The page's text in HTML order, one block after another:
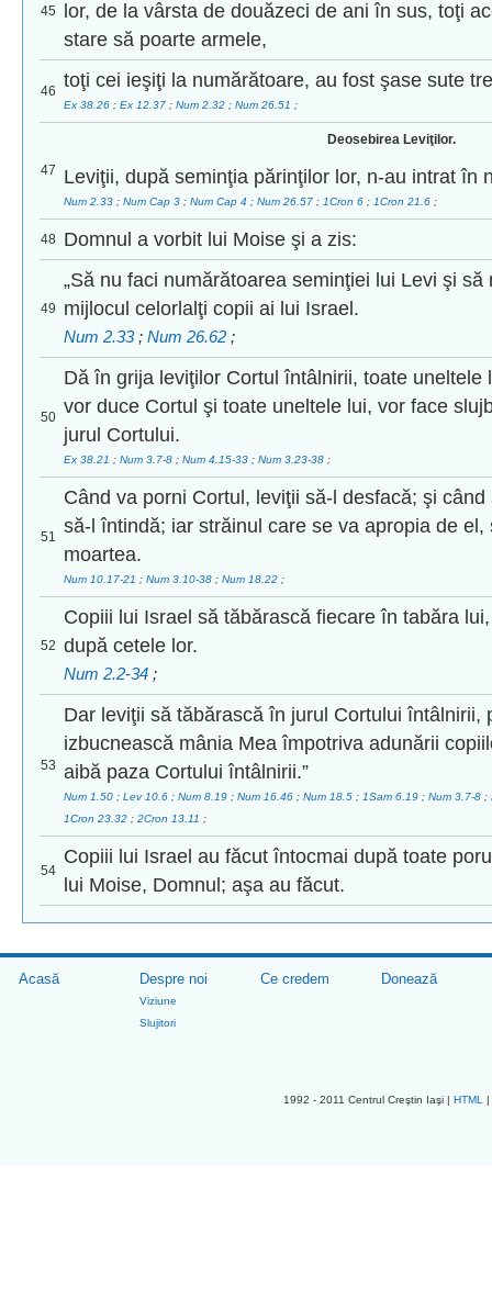
45
lor, de la vârsta de douăzeci de ani în sus, toţi
stare să poarte armele,
46 toţi cei ieşiţi la numărătoare, au fost şase sute
Ex 38.26 ; Ex 12.37 ; Num 2.32 ; Num 26.51 ;
47
Deosebirea Leviţilor.
Leviţii, după seminţia părinţilor lor, n-au intrat în
Num 2.33 ; Num Cap 3 ; Num Cap 4 ; Num 26.57 ; 1Cron 6 ; 1Cron 21.6 ;
48 Domnul a vorbit lui Moise şi a zis:
49
„Să nu faci numărătoarea seminţiei lui Levi şi
mijlocul celorlalţi copii ai lui Israel.
Num 2.33 ; Num 26.62 ;
50
Dă în grija leviţilor Cortul întâlnirii, toate uneltele
vor duce Cortul şi toate uneltele lui, vor face
jurul Cortului.
Ex 38.21 ; Num 3.7-8 ; Num 4.15-33 ; Num 3.23-38 ;
51
Când va porni Cortul, leviţii să-l desfacă; şi
să-l întindă; iar străinul care se va apropia de el,
moartea.
Num 10.17-21 ; Num 3.10-38 ; Num 18.22 ;
52
Copiii lui Israel să tăbărască fiecare în tabăra
după cetele lor.
Num 2.2-34 ;
53
Dar leviţii să tăbărască în jurul Cortului întâlnirii,
izbucnească mânia Mea împotriva adunării
aibă paza Cortului întâlnirii.”
Num 1.50 ; Lev 10.6 ; Num 8.19 ; Num 16.46 ; Num 18.5 ; 1Sam 6.19 ; Num 3.7-8 ;
1Cron 23.32 ; 2Cron 13.11 ;
54
Copiii lui Israel au făcut întocmai după toate
lui Moise, Domnul; aşa au făcut.
Acasă Despre noi
Viziune
Slujitori
Ce credem Donează
1992 - 2011 Centrul Creştin Iaşi |HTML